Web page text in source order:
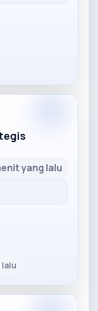
yang lalu
lalu